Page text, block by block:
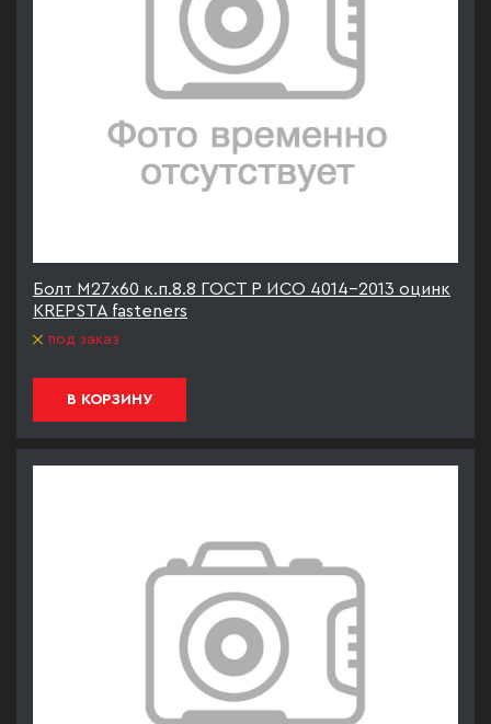
Болт М27х60 к.п.8.8 ГОСТ Р ИСО 4014-2013 оцинк
KREPSTA fasteners
под заказ
В КОРЗИНУ